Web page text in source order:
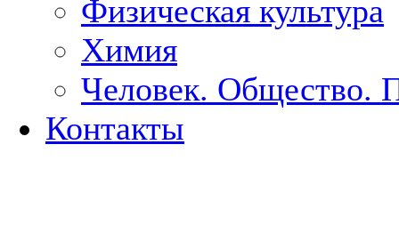
Физическая культура
Химия
Человек. Общество.
Контакты